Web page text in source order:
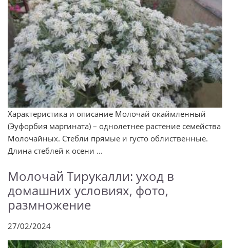
Характеристика и описание Молочай окаймленный
(Эуфорбия маргината) – однолетнее растение семейства
Молочайных. Стебли прямые и густо облиственные.
Длина стеблей к осени ...
Молочай Тирукалли: уход в
домашних условиях, фото,
размножение
27/02/2024